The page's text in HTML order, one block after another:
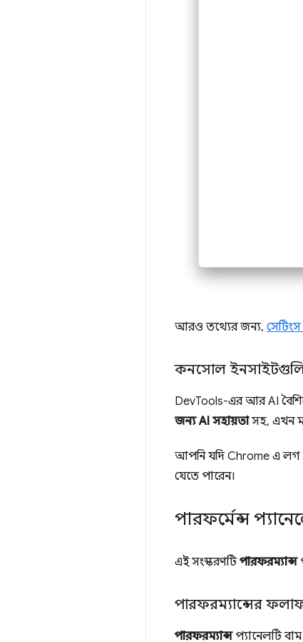
আরও তথ্যের জন্য,
কনসোল ইনসাইটগুলি
DevTools-এর আর AI
জন্য AI সহায়তাসহ, এখন
আপনি যদি Chrome এ লগ
যেতে পারেন।
পারফর্মেন্স
এই সংস্করণটিপারফরম্যান্স
পারফরম্যান্সের
পারফরম্যান্সপ্যানেলটি